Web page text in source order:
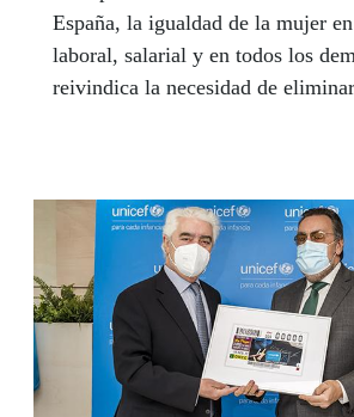
España, la igualdad de la mujer
laboral, salarial y en todos los
reivindica la necesidad de eliminar
Día Internacional de la Mujer.
que las mujeres con discapacidad
decrecer su salario en 500 euros